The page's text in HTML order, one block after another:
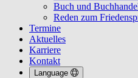
Buch und
Reden zum
Termine
Aktuelles
Karriere
Kontakt
Language